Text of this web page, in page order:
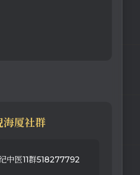
海厦社群
中医11群518277792